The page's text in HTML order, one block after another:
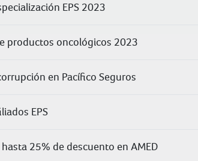
EPS 2023
productos oncológicos 2023
en Pacífico Seguros
EPS
25% de descuento en AMED